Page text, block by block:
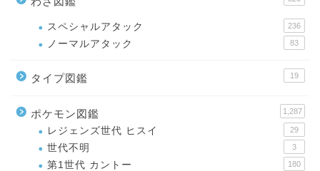
スペシャルアタック 236
ノーマルアタック 83
タイプ図鑑 19
ポケモン図鑑 1,287
レジェンズ世代 ヒスイ 29
世代不明 3
第1世代 カントー 180